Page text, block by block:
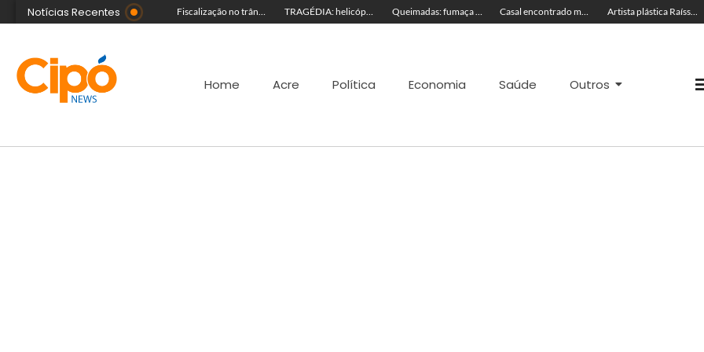
Notícias Recentes
Guida Aquino deixa reitoria da Ufac e publica carta aberta com balanço de gestão Fiscalização no trânsito reduz as autuações por embriaguez ao longo da Expoacre TRAGÉDIA: helicóptero cai e mata quatro pessoas; vítimas eram turistas Queimadas: fumaça invade a pista e prejudica trânsito em Rio Branco Casal encontrado morto em motel estava em banheira Artista plástica Raíssa Alvarenga expõe suas obras na Feira de Negócios do Novenário em Cruzeiro do Sul
Home Acre Política Economia Saúde Outros